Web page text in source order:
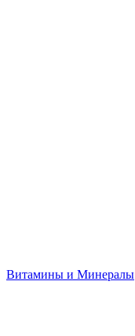
Витамины и Минералы